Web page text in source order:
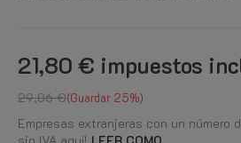
21,80 € impuestos
29,06 € Guardar 25%
Empresas extranjeras con un número